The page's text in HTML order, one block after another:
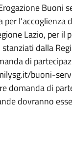
per
Lazio, per il
dalla
di
buoni-
domanda di
dovranno